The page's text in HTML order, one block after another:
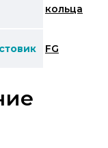
кольца
FG